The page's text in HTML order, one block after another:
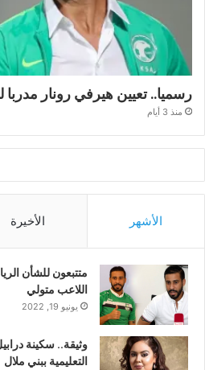
رسميا.. تعيين هيرفي رونار
منذ 3 أيام
الأشهر الأخيرة
متتبعون للشأن
اللاعب متولي
يونيو 19, 2022
وثيقة.. سكينة
التعليمية ببني ملال